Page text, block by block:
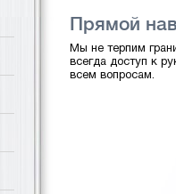
Прямой
Мы не терпим
всегда доступ к
всем вопросам.